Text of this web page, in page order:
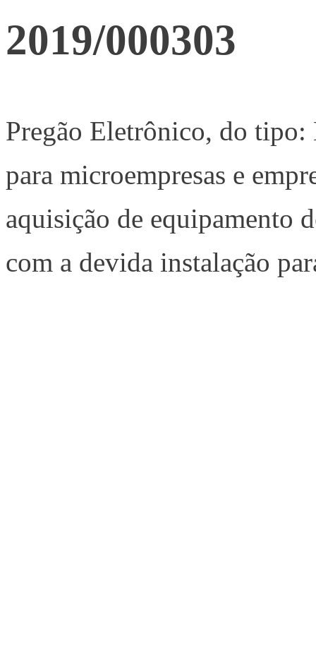
2019/000303
Pregão Eletrônico, do
para microempresas e
aquisição de equipamento
com a devida instalação